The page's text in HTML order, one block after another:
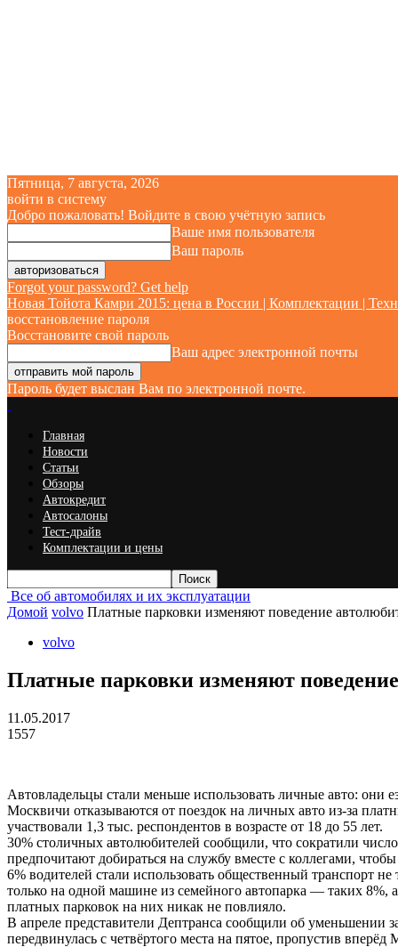
Пятница, 7 августа, 2026
войти в систему
Добро пожаловать! Войдите в свою учётную запись
Ваше имя пользователя
Ваш пароль
Forgot your password? Get help
Новая Тойота Камри 2015: цена в России | Комплектации |
восстановление пароля
Восстановите свой пароль
Ваш адрес электронной почты
Пароль будет выслан Вам по электронной почте.
Главная
Новости
Статьи
Обзоры
Автокредит
Автосалоны
Тест-драйв
Комплектации и цены
Все об автомобилях и их эксплуатации
Домой volvo Платные парковки изменяют поведение
volvo
Платные парковки изменяют
11.05.2017
1557
Автовладельцы стали меньше использовать личные авто: они
Москвичи отказываются от поездок на личных авто из-за
участвовали 1,3 тыс. респондентов в возрасте от 18 до 55 лет.
30% столичных автолюбителей сообщили, что сократили
предпочитают добираться на службу вместе с коллегами,
6% водителей стали использовать общественный транспорт
только на одной машине из семейного автопарка — таких
платных парковок на них никак не повлияло.
В апреле представители Дептранса сообщили об уменьшении
передвинулась с четвёртого места на пятое, пропустив